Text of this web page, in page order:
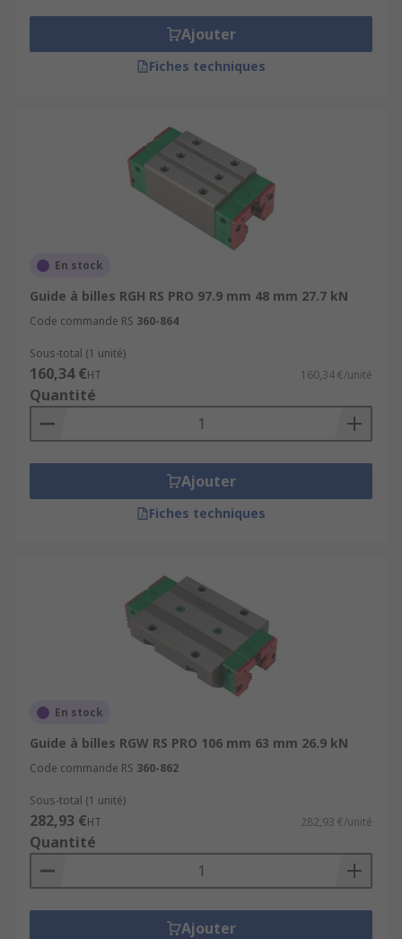
Les matériaux sont l'acier inoxydable et
Lubrification automatique
Ajouter
Fiches techniques
En stock
Guide à billes RGH RS PRO 97.9 mm 48 mm 27.7 kN
Code commande RS 360-864
Sous-total (1 unité)
160,34 €HT 160,34 €/unité
Quantité
Ajouter
Fiches techniques
En stock
Guide à billes RGW RS PRO 106 mm 63 mm 26.9 kN
Code commande RS 360-862
Sous-total (1 unité)
282,93 €HT 282,93 €/unité
Quantité
Ajouter